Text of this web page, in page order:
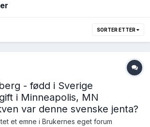
SORTER ETTER
- fødd i Sverige
i Minneapolis, MN
var denne svenske jenta?
et emne i Brukernes eget forum